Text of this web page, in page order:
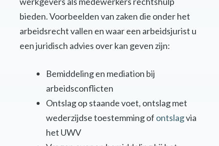
bieden. Voorbeelden van zaken die onder het
arbeidsrecht vallen en waar een arbeidsjurist u
een juridisch advies over kan geven zijn:
Bemiddeling en mediation bij
arbeidsconflicten
Ontslag op staande voet, ontslag met
wederzijdse toestemming of ontslagvia
het UWV